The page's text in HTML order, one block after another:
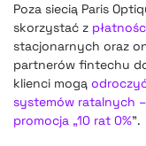
Poza siecią Paris
skorzystać z
stacjonarnych oraz
partnerów fintechu
klienci mogą
systemów ratalnych
promocja „10 rat 0%”.